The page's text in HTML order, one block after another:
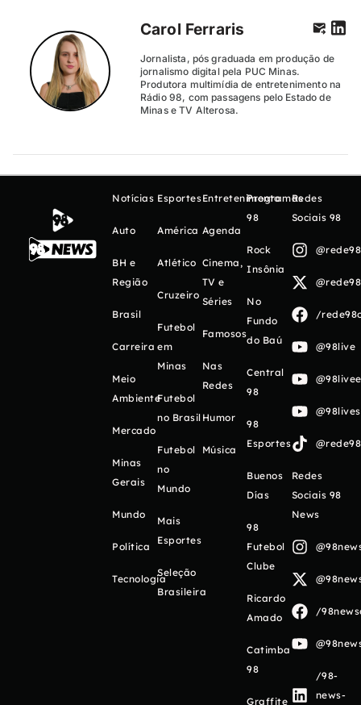
Carol Ferraris
Jornalista, pós graduada em produção de
jornalismo digital pela PUC Minas.
Produtora multimídia de entretenimento na
Rádio 98, com passagens pelo Estado de
Minas e TV Alterosa.
Notícias
Auto
BH e
Região
Brasil
Carreira
Meio
Ambiente
Mercado
Minas
Gerais
Mundo
Política
Tecnologia
Esportes
América
Atlético
Cruzeiro
Futebol
em
Minas
Futebol
no Brasil
Futebol
no
Mundo
Mais
Esportes
Seleção
Brasileira
Entretenimento
Agenda
Cinema,
TV e
Séries
Famosos
Nas
Redes
Humor
Música
Programas
98
Rock
Insônia
No
Fundo
do Baú
Central
98
98
Esportes
Buenos
Días
98
Futebol
Clube
Ricardo
Amado
Catimba
98
Graffite
Redes
Sociais 98
/
@98live
Redes
Sociais 98
News
/
/98-
news-